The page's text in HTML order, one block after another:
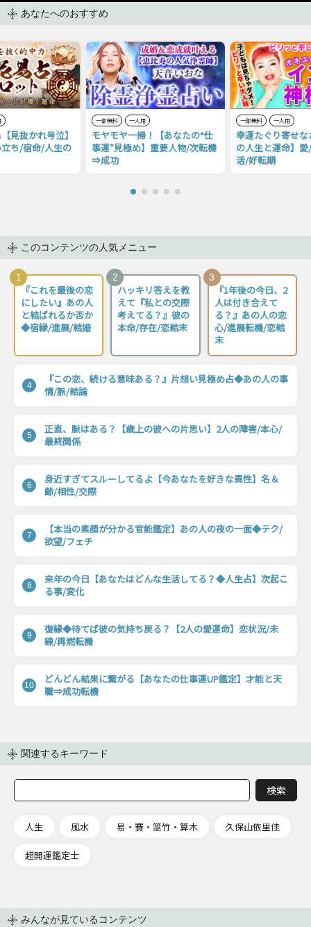
あなたへのおすすめ
見抜かれ号泣】
ち/宿命/人生の
一部無料 一人用
モヤモヤ一掃！【あなたの“仕
事運”見極め】重要人物/次転機
⇒成功
一部無料 一人用
幸運たぐり寄せ
の人生と運命】
活/好転期
このコンテンツの人気メニュー
1
『これを最後の恋
にしたい』あの人
と結ばれるか否か
◆宿縁/進展/結婚
2
ハッキリ答えを教
えて『私との交際
考えてる？』彼の
本命/存在/恋結末
3
『1年後の今日、2
人は付き合えて
る？』あの人の恋
心/進展転機/恋結
末
4
『この恋、続ける意味ある？』片想い見極め占◆あの人の事
情/脈/結論
5
正直、脈はある？【歳上の彼への片思い】2人の障害/本心/
最終関係
6
身近すぎてスルーしてるよ【今あなたを好きな異性】名＆
齢/相性/交際
7
【本当の素顔が分かる官能鑑定】あの人の夜の一面◆テク/
欲望/フェチ
8
来年の今日【あなたはどんな生活してる？◆人生占】次起こ
る事/変化
9
復縁◆待てば彼の気持ち戻る？【2人の愛運命】恋状況/未
練/再燃転機
10
どんどん結果に繋がる【あなたの仕事運UP鑑定】才能と天
職⇒成功転機
関連するキーワード
人生 風水 易・賽・筮竹・算木 久保山依里佳
超開運鑑定士
みんなが見ているコンテンツ